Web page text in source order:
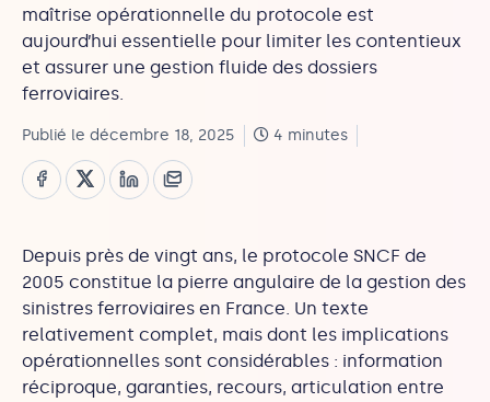
maîtrise opérationnelle du protocole est
aujourd’hui essentielle pour limiter les contentieux
et assurer une gestion fluide des dossiers
ferroviaires.
Publié le décembre 18, 2025 4 minutes
Depuis près de vingt ans, le protocole SNCF de
2005 constitue la pierre angulaire de la gestion des
sinistres ferroviaires en France. Un texte
relativement complet, mais dont les implications
opérationnelles sont considérables : information
réciproque, garanties, recours, articulation entre